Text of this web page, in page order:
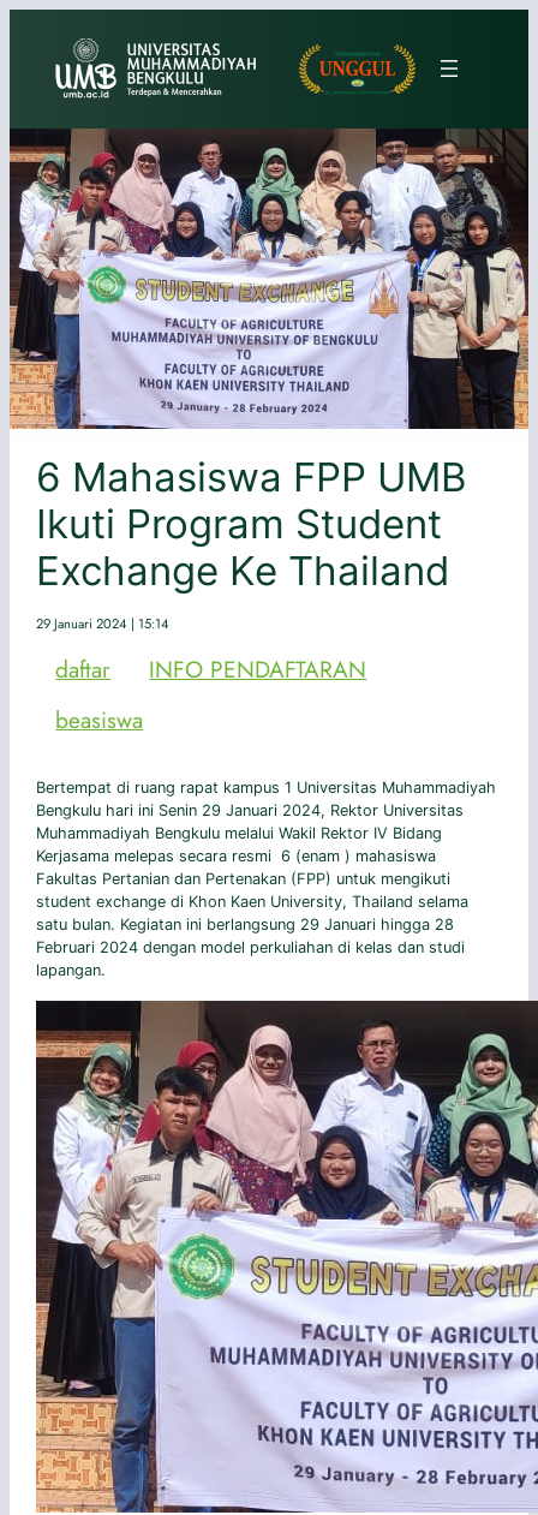
konten
6 Mahasiswa FPP UMB
Ikuti Program Student
Exchange Ke Thailand
29 Januari 2024 | 15:14
daftar
INFO PENDAFTARAN
beasiswa
Bertempat di ruang rapat kampus 1 Universitas Muhammadiyah
Bengkulu hari ini Senin 29 Januari 2024, Rektor Universitas
Muhammadiyah Bengkulu melalui Wakil Rektor IV Bidang
Kerjasama melepas secara resmi 6 (enam ) mahasiswa
Fakultas Pertanian dan Pertenakan (FPP) untuk mengikuti
student exchange di Khon Kaen University, Thailand selama
satu bulan. Kegiatan ini berlangsung 29 Januari hingga 28
Februari 2024 dengan model perkuliahan di kelas dan studi
lapangan.